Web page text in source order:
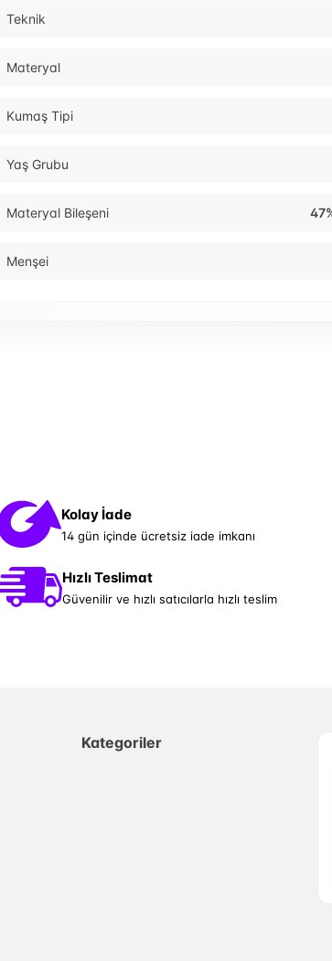
Teknik
Materyal
Kumaş Tipi
Yaş Grubu
Materyal Bileşeni
Menşei
Kolay İade
14 gün içinde ücretsiz iade imkanı
Hızlı Teslimat
Güvenilir ve hızlı satıcılarla hızlı teslim
Kategoriler